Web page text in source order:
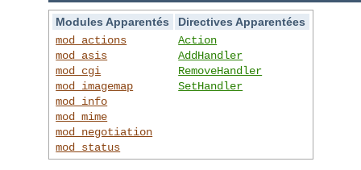
Modules Apparentés
Directives Apparentées
mod_actions
mod_asis
mod_cgi
mod_imagemap
mod_info
mod_mime
mod_negotiation
mod_status
Action
AddHandler
RemoveHandler
SetHandler